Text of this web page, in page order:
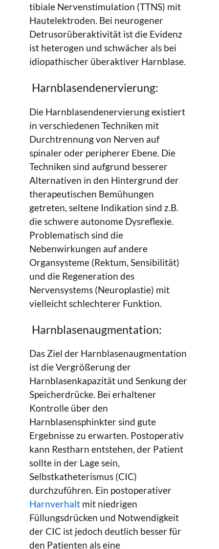
tibiale Nervenstimulation (TTNS) mit
Hautelektroden. Bei neurogener
Detrusorüberaktivität ist die Evidenz
ist heterogen und schwächer als bei
idiopathischer überaktiver Harnblase.
Harnblasendenervierung:
Die Harnblasendenervierung existiert
in verschiedenen Techniken mit
Durchtrennung von Nerven auf
spinaler oder peripherer Ebene. Die
Techniken sind aufgrund besserer
Alternativen in den Hintergrund der
therapeutischen Bemühungen
getreten, seltene Indikation sind z.B.
die schwere autonome Dysreflexie.
Problematisch sind die
Nebenwirkungen auf andere
Organsysteme (Rektum, Sensibilität)
und die Regeneration des
Nervensystems (Neuroplastie) mit
vielleicht schlechterer Funktion.
Harnblasenaugmentation:
Das Ziel der Harnblasenaugmentation
ist die Vergrößerung der
Harnblasenkapazität und Senkung der
Speicherdrücke. Bei erhaltener
Kontrolle über den
Harnblasensphinkter sind gute
Ergebnisse zu erwarten. Postoperativ
kann Restharn entstehen, der Patient
sollte in der Lage sein,
Selbstkatheterismus (CIC)
durchzuführen. Ein postoperativer
Harnverhalt mit niedrigen
Füllungsdrücken und Notwendigkeit
der CIC ist jedoch deutlich besser für
den Patienten als eine